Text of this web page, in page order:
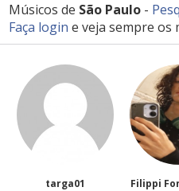
Músicos de São Paulo -
Faça login e veja sempre os
Filippi Fonseca Silv